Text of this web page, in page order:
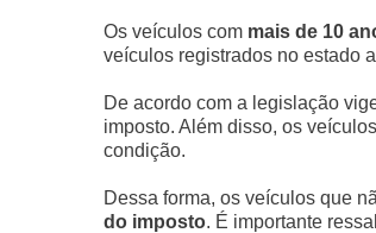
Os veículos com mais de 10
veículos registrados no estado
De acordo com a legislação
imposto. Além disso, os
condição.
Dessa forma, os veículos que
do imposto. É importante